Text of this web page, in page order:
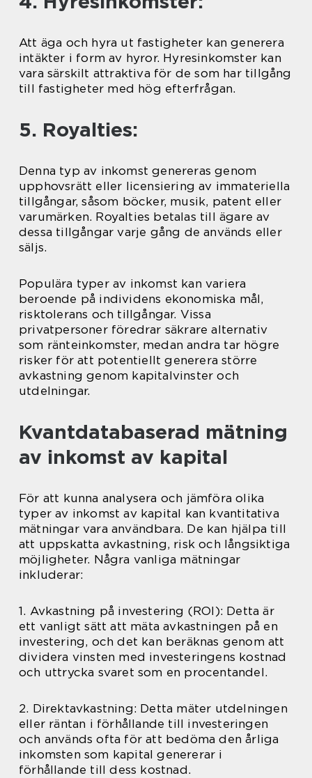
Att äga och hyra ut fastigheter kan generera
intäkter i form av hyror. Hyresinkomster kan
vara särskilt attraktiva för de som har tillgång
till fastigheter med hög efterfrågan.
5. Royalties:
Denna typ av inkomst genereras genom
upphovsrätt eller licensiering av immateriella
tillgångar, såsom böcker, musik, patent eller
varumärken. Royalties betalas till ägare av
dessa tillgångar varje gång de används eller
säljs.
Populära typer av inkomst kan variera
beroende på individens ekonomiska mål,
risktolerans och tillgångar. Vissa
privatpersoner föredrar säkrare alternativ
som ränteinkomster, medan andra tar högre
risker för att potentiellt generera större
avkastning genom kapitalvinster och
utdelningar.
Kvantdatabaserad mätning
av inkomst av kapital
För att kunna analysera och jämföra olika
typer av inkomst av kapital kan kvantitativa
mätningar vara användbara. De kan hjälpa till
att uppskatta avkastning, risk och långsiktiga
möjligheter. Några vanliga mätningar
inkluderar:
1. Avkastning på investering (ROI): Detta är
ett vanligt sätt att mäta avkastningen på en
investering, och det kan beräknas genom att
dividera vinsten med investeringens kostnad
och uttrycka svaret som en procentandel.
2. Direktavkastning: Detta mäter utdelningen
eller räntan i förhållande till investeringen
och används ofta för att bedöma den årliga
inkomsten som kapital genererar i
förhållande till dess kostnad.